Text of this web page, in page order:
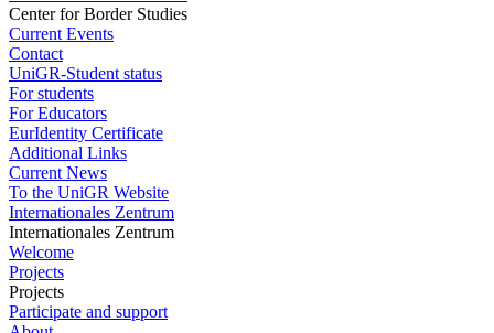
Center for Border Studies
Current Events
Contact
UniGR-Student status
For students
For Educators
EurIdentity Certificate
Additional Links
Current News
To the UniGR Website
Internationales Zentrum
Internationales Zentrum
Welcome
Projects
Projects
Participate and support